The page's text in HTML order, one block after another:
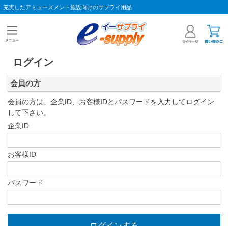
充実したアミューズメント施設向けのサプライ用品
ログイン
会員の方
会員の方は、企業ID、お客様IDとパスワードを入力してログイン
して下さい。
企業ID
お客様ID
パスワード